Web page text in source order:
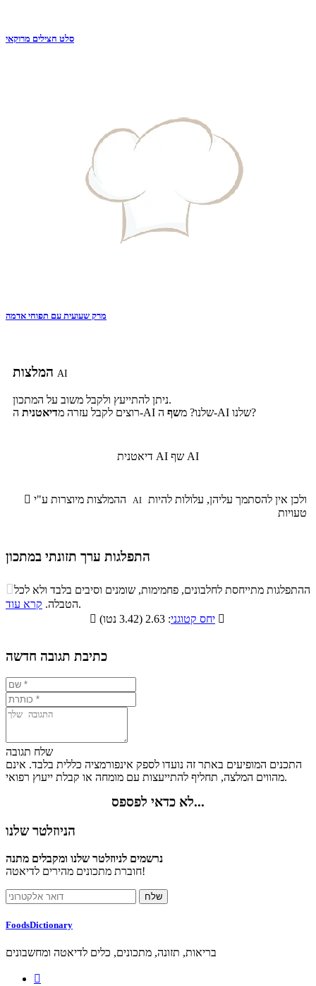
סלט חצילים מרוקאי
מרק שעועית עם תפוחי אדמה
AI
ניתן להתייעץ ולקבל משוב על המתכון.
רוצים לקבל עזרה מדיאטנית ה-AI שלנו? משף ה-AI שלנו?
דיאטנית AI שף AI
 AI
טעויות
התפלגות ערך תזונתי במתכון
התפלגות ערך תזונתי במתכון
סיבים
תזונתיים
שומנים חלבונים
3.1% 22.8%
ההתפלגות מתייחסת לחלבונים, פחמימות, שומנים וסיבים בלבד ולא לכל
הטבלה. קרא עוד
.

יחס קטוגני 
כתיבת תגובה חדשה
שלח תגובה
התכנים המופיעים באתר זה נועדו לספק אינפורמציה כללית בלבד. אינם
מהווים המלצה, תחליף להתייעצות עם מומחה או קבלת ייעוץ רפואי.
לא כדאי לפספס...
הניוזלטר שלנו
נרשמים לניוזלטר שלנו ומקבלים מתנה
חוברת מתכונים מהירים לדיאטה!
FoodsDictionary
בריאות, תזונה, מתכונים, כלים לדיאטה ומחשבונים
